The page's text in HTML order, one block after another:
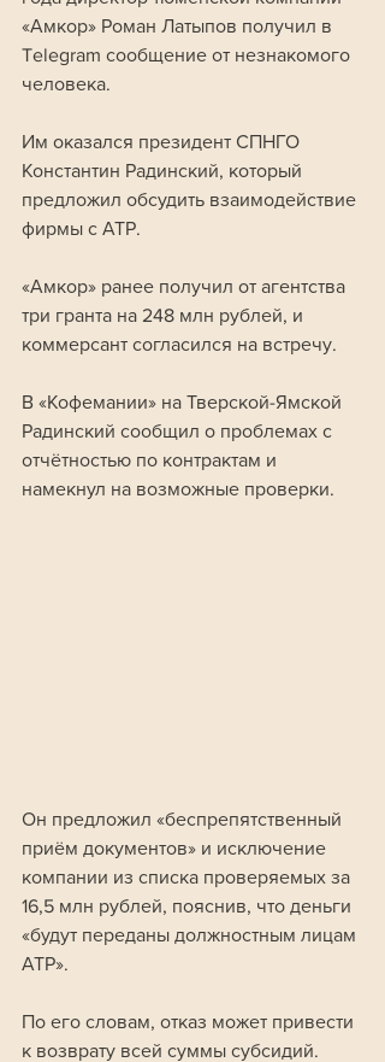
«Амкор» Роман Латыпов получил в
Telegram сообщение от незнакомого
человека.
Им оказался президент СПНГО
Константин Радинский, который
предложил обсудить взаимодействие
фирмы с АТР.
«Амкор» ранее получил от агентства
три гранта на 248 млн рублей, и
коммерсант согласился на встречу.
В «Кофемании» на Тверской-Ямской
Радинский сообщил о проблемах с
отчётностью по контрактам и
намекнул на возможные проверки.
Он предложил «беспрепятственный
приём документов» и исключение
компании из списка проверяемых за
16,5 млн рублей, пояснив, что деньги
«будут переданы должностным лицам
АТР».
По его словам, отказ может привести
к возврату всей суммы субсидий.